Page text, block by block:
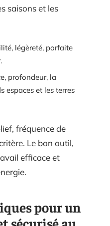
saisons et les
légèreté, parfaite
profondeur, la
espaces et les terres
fréquence de
Le bon outil,
efficace et
pour un